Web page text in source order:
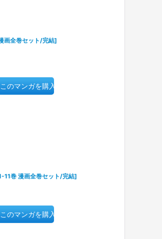
画全巻セット/完結]
このマンガを購入
11巻 漫画全巻セット/完結]
このマンガを購入